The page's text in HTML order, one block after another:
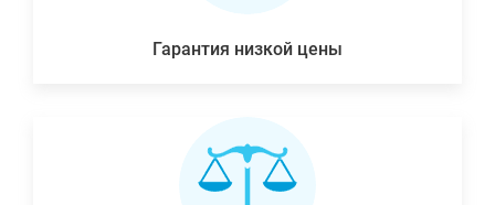
Гарантия низкой цены